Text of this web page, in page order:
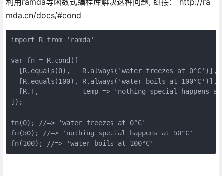
mda.cn/docs/#cond
import R from 'ramda'
var fn = R.cond([
  [R.equals(0),   R.always('water freezes at 0°C')],
  [R.equals(100), R.always('water boils at 100°C')],
[R.T,           temp => 'nothing special happens
]);
fn(0); //=> 'water freezes at 0°C'
fn(50); //=> 'nothing special happens at 50°C'
fn(100); //=> 'water boils at 100°C'